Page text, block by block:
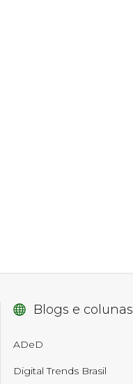
Blogs e colunas
ADeD
Digital Trends Brasil